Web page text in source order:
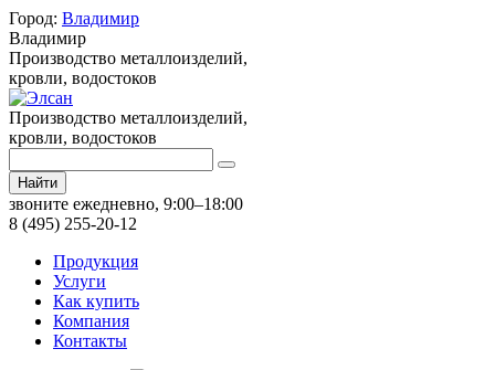
Город: Владимир
Владимир
Производство металлоизделий,
кровли, водостоков
Производство металлоизделий,
кровли, водостоков
Найти
звоните ежедневно, 9:00–18:00
8 (495) 255-20-12
Продукция
Услуги
Как купить
Компания
Контакты